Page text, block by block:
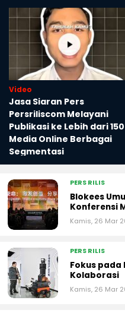
Video
Jasa Siaran Pers
Persriliscom Melayani
Publikasi ke Lebih dari 150
Media Online Berbagai
Segmentasi
PERS RILIS
Blokees
Konferensi
Kamis, 26 Mar
PERS RILIS
Fokus
Kolaborasi
Kamis, 26 Mar